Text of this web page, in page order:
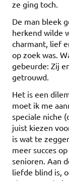
ze ging toch.
De man bleek
herkend wilde
charmant, lief
op zoek was.
gebeurde: Zij
getrouwd.
Het is een
moet ik me
speciale niche
juist kiezen
is wat te
meer succes
senioren. Aan
liefde blind is,